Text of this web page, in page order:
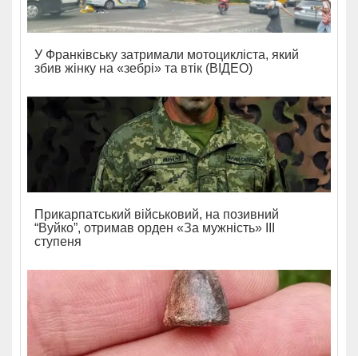
У Франківську затримали мотоцикліста, який
збив жінку на «зебрі» та втік (ВІДЕО)
Прикарпатський військовий, на позивний
“Вуйко”, отримав орден «За мужність» ІІІ
ступеня